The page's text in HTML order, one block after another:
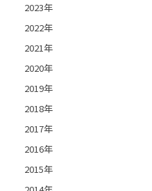
2023年
2022年
2021年
2020年
2019年
2018年
2017年
2016年
2015年